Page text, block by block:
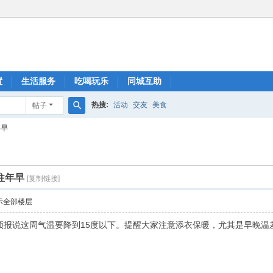
生活服务 吃喝玩乐 同城互助
帖子 热搜: 活动 交友 美食
年早 [复制链接]
全部楼层
说这周气温要降到15度以下。提醒大家注意添衣保暖，尤其是早晚